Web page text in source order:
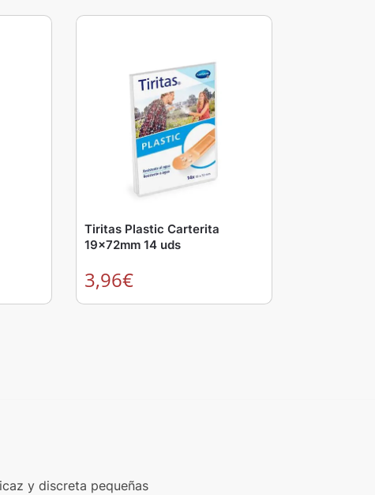
Tiritas Plastic Carterita
19x72mm 14 uds
3,96€
y discreta pequeñas